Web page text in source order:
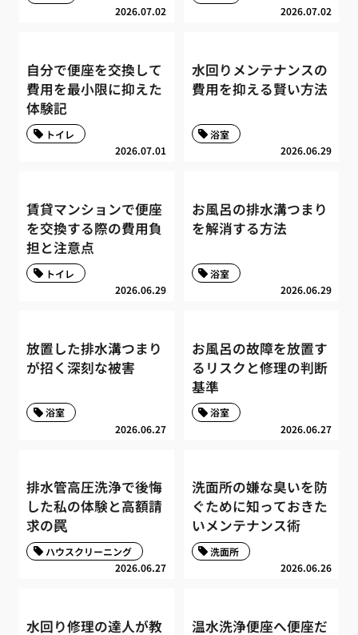
2026.07.02
2026.07.02
自分で便座を交換して
費用を最小限に抑えた
体験記
2026.07.01
トイレ
水回りメンテナンスの
費用を抑える賢い方法
2026.06.29
浴室
賃貸マンションで便座
を交換する際の費用負
担と注意点
2026.06.29
トイレ
お風呂の排水溝つまり
を解消する方法
2026.06.29
浴室
放置した排水溝つまり
が招く深刻な被害
2026.06.27
浴室
お風呂の故障を放置す
るリスクと修理の判断
基準
2026.06.27
浴室
排水管高圧洗浄で後悔
した私の体験と高額請
求の罠
2026.06.27
ハウスクリーニング
洗面所の嫌な臭いを防
ぐために知っておきた
いメンテナンス術
2026.06.26
洗面所
水回り修理の達人が教
温水洗浄便座へ便座だ